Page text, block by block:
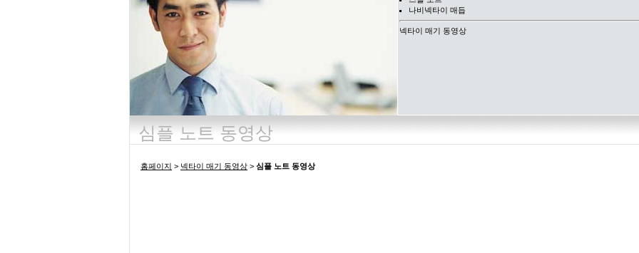
나비넥타이 매듭
넥타이 매기 동영상
심플 노트 동영상
홈페이지 > 넥타이 매기 동영상 > 심플 노트 동영상